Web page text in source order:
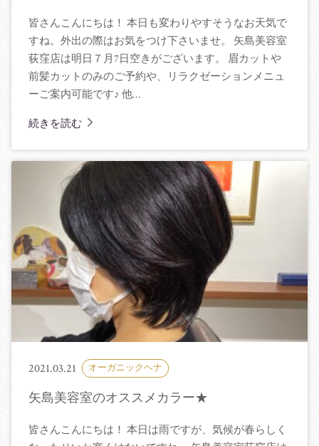
皆さんこんにちは！ 本日も変わりやすそうなお天気で
すね。外出の際はお気をつけ下さいませ。 矢島美容室
荻窪店は明日７月7日空きがございます。 眉カットや
前髪カットのみのご予約や、リラクゼーションメニュ
ーご案内可能です♪ 他…
続きを読む
2021.03.21 オーガニックヘナ
矢島美容室のオススメカラー★
皆さんこんにちは！ 本日は雨ですが、気候が春らしく